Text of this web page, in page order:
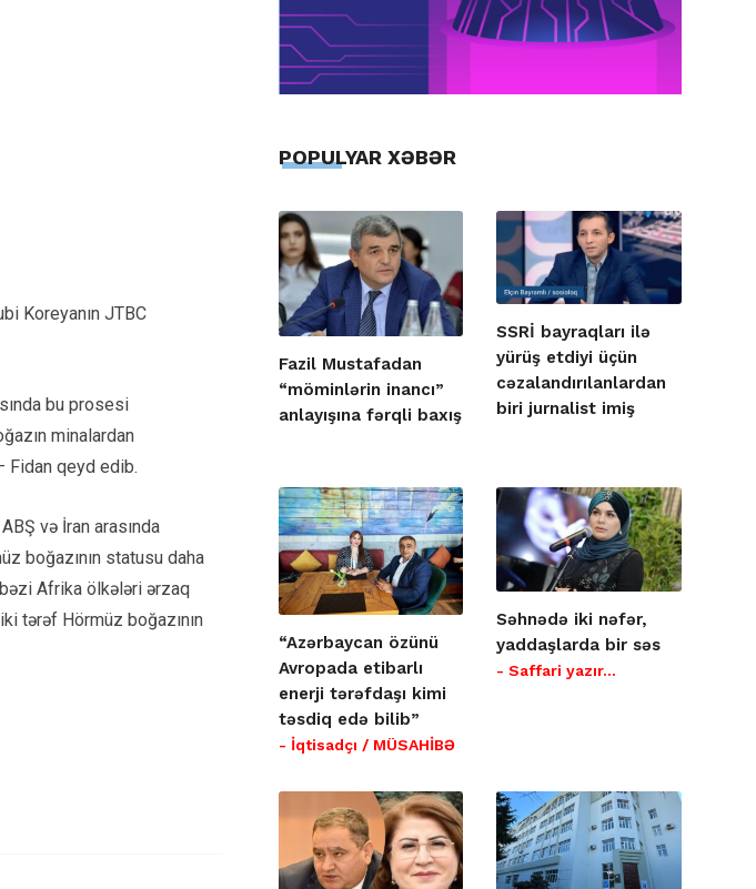
Koreyanın JTBC
bu prosesi
minalardan
Fidan qeyd edib.
və İran arasında
boğazının statusu daha
Afrika ölkələri ərzaq
tərəf Hörmüz boğazının
POPULYAR XƏBƏR
Fazil Mustafadan
“möminlərin inancı”
anlayışına fərqli baxış
SSRİ bayraqları ilə
yürüş etdiyi üçün
cəzalandırılanlardan
biri jurnalist imiş
“Azərbaycan özünü
Avropada etibarlı
enerji tərəfdaşı kimi
təsdiq edə bilib”
- İqtisadçı / MÜSAHİBƏ
Səhnədə iki nəfər,
yaddaşlarda bir səs
- Saffari yazır…